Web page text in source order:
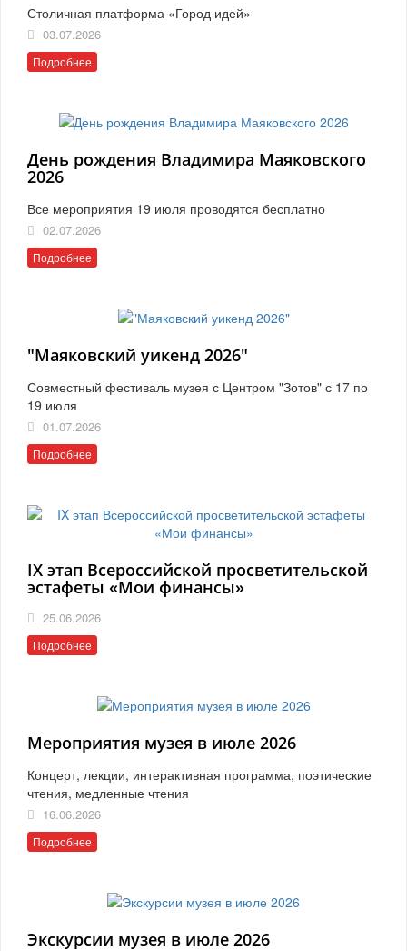
Столичная платформа «Город идей»
03.07.2026
Подробнее
День рождения Владимира Маяковского
2026
Все мероприятия 19 июля проводятся бесплатно
02.07.2026
Подробнее
"Маяковский уикенд 2026"
Совместный фестиваль музея с Центром "Зотов" с 17 по
19 июля
01.07.2026
Подробнее
IX этап Всероссийской просветительской
эстафеты «Мои финансы»
25.06.2026
Подробнее
Мероприятия музея в июле 2026
Концерт, лекции, интерактивная программа, поэтические
чтения, медленные чтения
16.06.2026
Подробнее
Экскурсии музея в июле 2026